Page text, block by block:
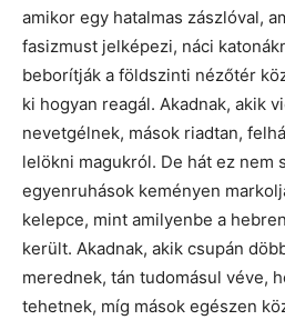
amikor egy hatalmas zászlóval,
fasizmust jelképezi, náci
beborítják a földszinti nézőtér
ki hogyan reagál. Akadnak, akik
nevetgélnek, mások riadtan,
lelökni magukról. De hát ez nem
egyenruhások keményen
kelepce, mint amilyenbe a
került. Akadnak, akik csupán
merednek, tán tudomásul véve,
tehetnek, míg mások egészen